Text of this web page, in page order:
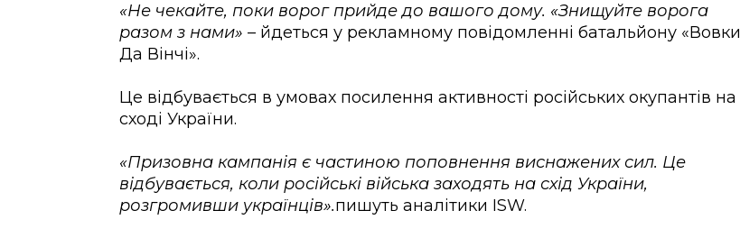
«Не чекайте, поки ворог прийде до вашого дому. «Знищуйте ворога
разом з нами» – йдеться у рекламному повідомленні батальйону «Вовки
Да Вінчі».
Це відбувається в умовах посилення активності російських окупантів на
сході України.
«Призовна кампанія є частиною поповнення виснажених сил. Це
відбувається, коли російські війська заходять на схід України,
розгромивши українців».пишуть аналітики ISW.